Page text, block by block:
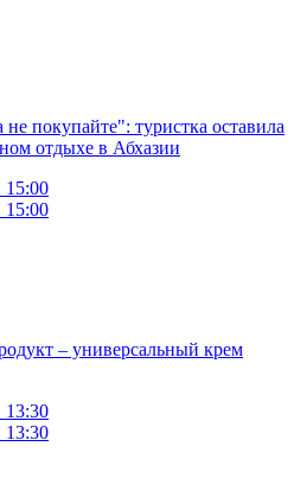
покупайте": туристка оставила
отдыхе в Абхазии
15:00
15:00
– универсальный крем
13:30
13:30